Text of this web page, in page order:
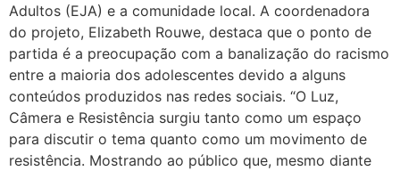
Adultos (EJA) e a comunidade local. A coordenadora
do projeto, Elizabeth Rouwe, destaca que o ponto de
partida é a preocupação com a banalização do racismo
entre a maioria dos adolescentes devido a alguns
conteúdos produzidos nas redes sociais. “O Luz,
Câmera e Resistência surgiu tanto como um espaço
para discutir o tema quanto como um movimento de
resistência. Mostrando ao público que, mesmo diante